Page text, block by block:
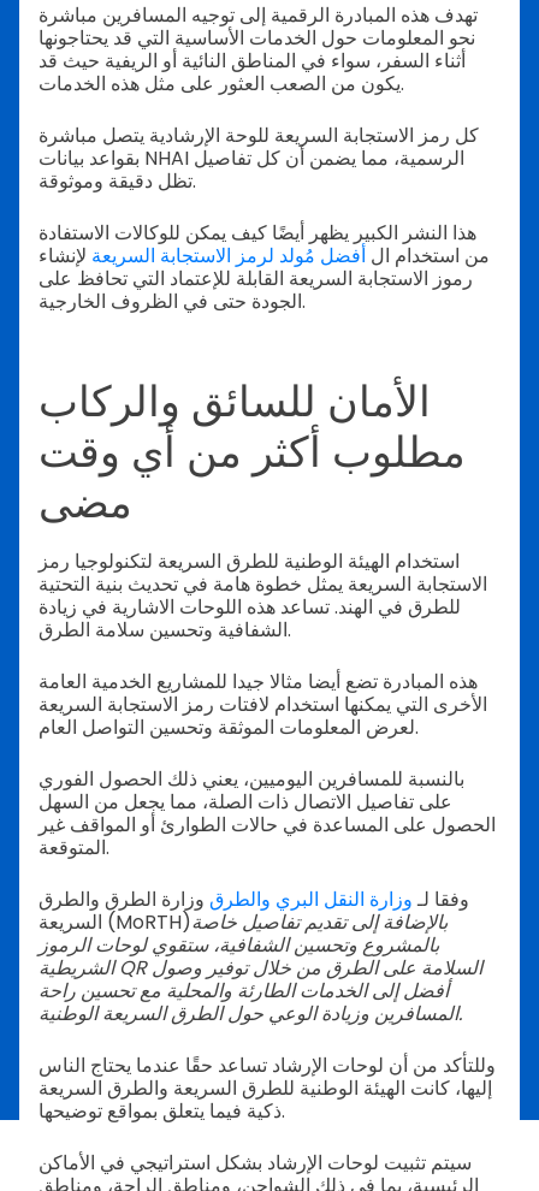
تهدف هذه المبادرة الرقمية إلى توجيه المسافرين مباشرة
نحو المعلومات حول الخدمات الأساسية التي قد يحتاجونها
أثناء السفر، سواء في المناطق النائية أو الريفية حيث قد
يكون من الصعب العثور على مثل هذه الخدمات.
كل رمز الاستجابة السريعة للوحة الإرشادية يتصل مباشرة
بقواعد بيانات NHAI الرسمية، مما يضمن أن كل تفاصيل
تظل دقيقة وموثوقة.
هذا النشر الكبير يظهر أيضًا كيف يمكن للوكالات الاستفادة
من استخدام ال أفضل مُولد لرمز الاستجابة السريعة لإنشاء
رموز الاستجابة السريعة القابلة للإعتماد التي تحافظ على
الجودة حتى في الظروف الخارجية.
الأمان للسائق والركاب
مطلوب أكثر من أي وقت
مضى
استخدام الهيئة الوطنية للطرق السريعة لتكنولوجيا رمز
الاستجابة السريعة يمثل خطوة هامة في تحديث بنية التحتية
للطرق في الهند. تساعد هذه اللوحات الاشارية في زيادة
الشفافية وتحسين سلامة الطرق.
هذه المبادرة تضع أيضا مثالا جيدا للمشاريع الخدمية العامة
الأخرى التي يمكنها استخدام لافتات رمز الاستجابة السريعة
لعرض المعلومات الموثقة وتحسين التواصل العام.
بالنسبة للمسافرين اليوميين، يعني ذلك الحصول الفوري
على تفاصيل الاتصال ذات الصلة، مما يجعل من السهل
الحصول على المساعدة في حالات الطوارئ أو المواقف غير
المتوقعة.
وفقا لـوزارة النقل البري والطرق وزارة الطرق والطرق
السريعة (MoRTH)بالإضافة إلى تقديم تفاصيل خاصة
بالمشروع وتحسين الشفافية، ستقوي لوحات الرموز
الشريطية QR السلامة على الطرق من خلال توفير وصول
أفضل إلى الخدمات الطارئة والمحلية مع تحسين راحة
المسافرين وزيادة الوعي حول الطرق السريعة الوطنية.
وللتأكد من أن لوحات الإرشاد تساعد حقًا عندما يحتاج الناس
إليها، كانت الهيئة الوطنية للطرق السريعة والطرق السريعة
ذكية فيما يتعلق بمواقع توضيحها.
سيتم تثبيت لوحات الإرشاد بشكل استراتيجي في الأماكن
الرئيسية، بما في ذلك الشواحن، ومناطق الراحة، ومناطق